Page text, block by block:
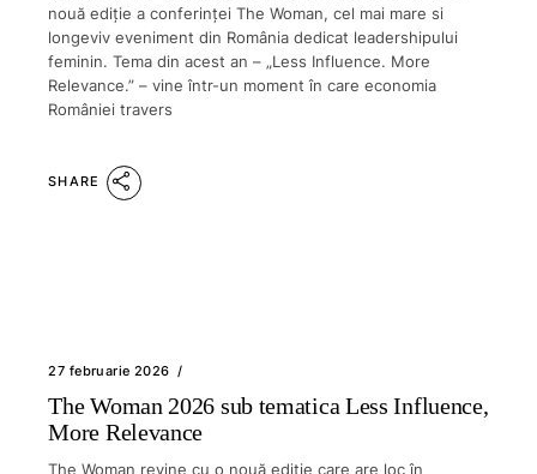
nouă ediție a conferinței The Woman, cel mai mare si
longeviv eveniment din România dedicat leadershipului
feminin. Tema din acest an – „Less Influence. More
Relevance.” – vine într-un moment în care economia
României travers
SHARE
27 februarie 2026
The Woman 2026 sub tematica Less Influence,
More Relevance
The Woman revine cu o nouă ediție care are loc în